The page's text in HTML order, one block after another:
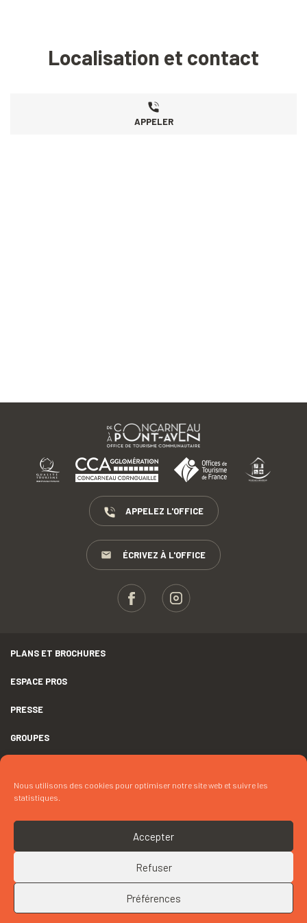
Nous utilisons des cookies pour optimiser notre site web et suivre les
statistiques.
Accepter
Refuser
Préférences
Localisation et contact
APPELER
CONTACTEZ « CONCERT DE LA BORDÉE »
APPELEZ L'OFFICE
ÉCRIVEZ À L'OFFICE
PLANS ET BROCHURES
ESPACE PROS
PRESSE
GROUPES
DÉCLARATION D’ACCESSIBILITÉ
CRÉDITS
COOKIES
RETOUR EN HAUT